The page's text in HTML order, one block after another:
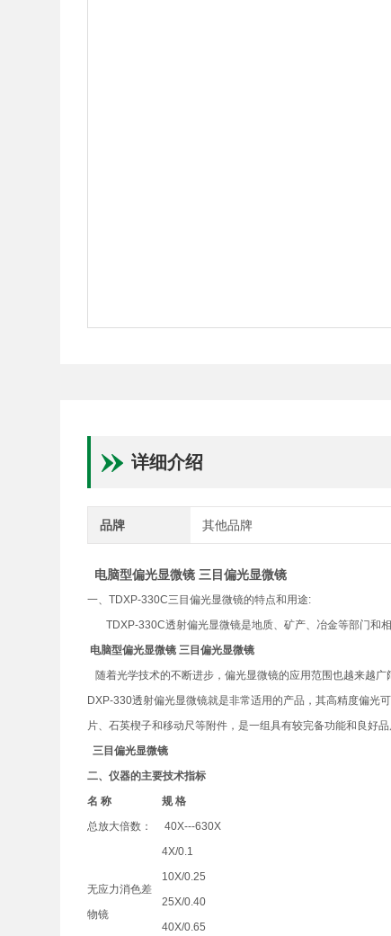
详细介绍
品牌 其他品牌
电脑型偏光显微镜 三目偏光显微镜
一、TDXP-330C三目偏光显微镜的特点和用途:
TDXP-330C透射偏光显微镜是地质、矿产、冶金等部门和相
电脑型偏光显微镜 三目偏光显微镜
随着光学技术的不断进步，偏光显微镜的应用范围也越来越
DXP-330透射偏光显微镜就是非常适用的产品，其高精度偏光
片、石英楔子和移动尺等附件，是一组具有较完备功能和良好
三目偏光显微镜
二、仪器的主要技术指标
名 称
规格
总放大倍数：
40X---630X
无应力消色差
物镜
4X/0.1
10X/0.25
25X/0.40
40X/0.65